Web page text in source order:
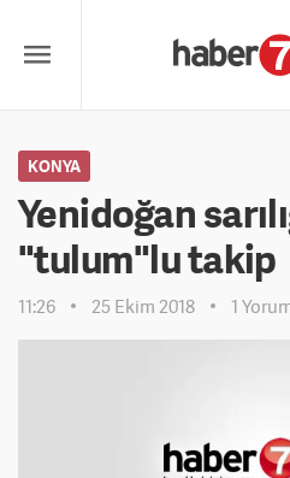
KONYA
Yenidoğan
"tulum"lu takip
11:26 25 Ekim 2018 1